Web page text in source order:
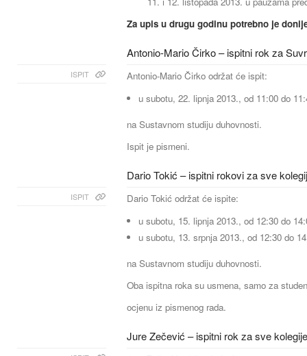
Za upis u drugu godinu potrebno je
Antonio-Mario Čirko – ispitni rok za
ISPIT
Antonio-Mario Čirko održat će ispit:
u subotu, 22. lipnja 2013., od 11:00 do
na Sustavnom studiju duhovnosti.
Ispit je pismeni.
Dario Tokić – ispitni rokovi za sve
ISPIT
Dario Tokić održat će ispite:
u subotu, 15. lipnja 2013., od 12:30 do
u subotu, 13. srpnja 2013., od 12:30 do
na Sustavnom studiju duhovnosti.
Oba ispitna roka su usmena, samo za
ocjenu iz pismenog rada.
Jure Zečević – ispitni rok za sve kolegije